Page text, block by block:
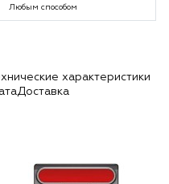
Любым способом
характеристики
Доставка